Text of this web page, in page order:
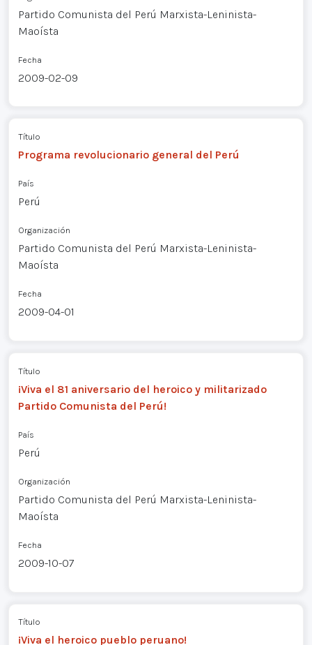
Partido Comunista del Perú Marxista-Leninista-
Maoísta
Fecha
2009-02-09
Título
Programa revolucionario general del Perú
País
Perú
Organización
Partido Comunista del Perú Marxista-Leninista-
Maoísta
Fecha
2009-04-01
Título
¡Viva el 81 aniversario del heroico y militarizado
Partido Comunista del Perú!
País
Perú
Organización
Partido Comunista del Perú Marxista-Leninista-
Maoísta
Fecha
2009-10-07
Título
¡Viva el heroico pueblo peruano!